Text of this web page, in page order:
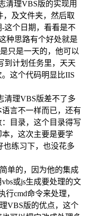
清理VBS版的实现用
，及文件夹，然后取
这个日期，看看是不
种思路有个好处就是
只是一天的，他可以
到计划任务里，天天
这个代码明显比IIS
清理VBS版差不了多
言不一样而已，还有
目录，这个目录得写
本，这次主要是要学
也练习下，也没花多
单的，因为他的集成
或js生成要处理的文
行cmd命令来处理，
VBS版的优点，这个